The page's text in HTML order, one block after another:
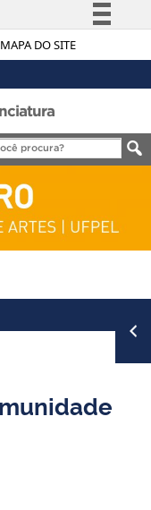
MAPA DO SITE
Simplifique!
Legislação